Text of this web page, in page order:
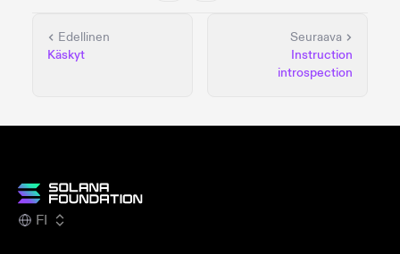
Edellinen
Käskyt
Seuraava
Instruction
introspection
FI